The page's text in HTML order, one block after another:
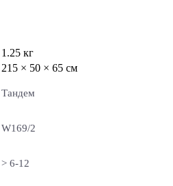
1.25 кг
215 × 50 × 65 см
Тандем
W169/2
> 6-12